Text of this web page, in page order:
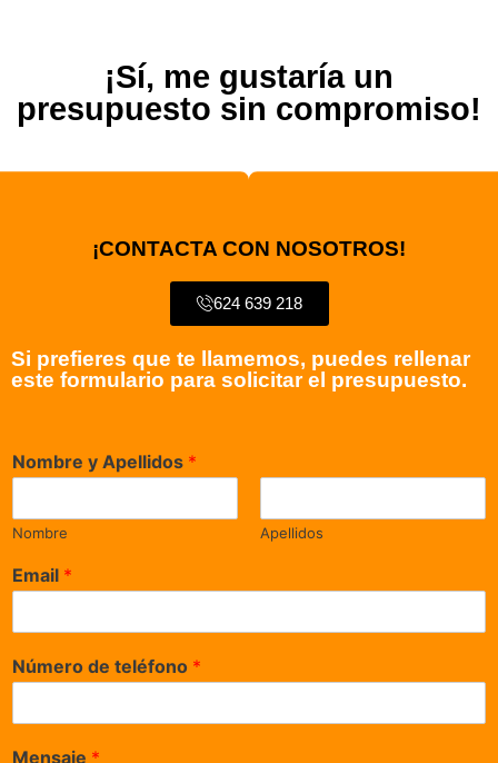
¡Sí, me gustaría un
presupuesto sin compromiso!
¡CONTACTA CON NOSOTROS!
624 639 218
Si prefieres que te llamemos, puedes rellenar
este formulario para solicitar el presupuesto.
Nombre y Apellidos *
Nombre Apellidos
Email *
Número de teléfono *
Mensaje *